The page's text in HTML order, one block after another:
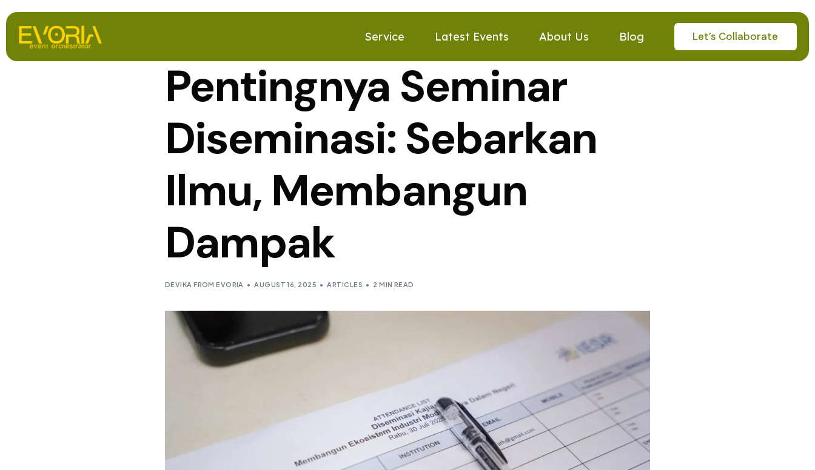
Service Latest Events About Us Blog Let’s Collaborate
Pentingnya Seminar
Diseminasi: Sebarkan
Ilmu, Membangun
Dampak
DEVIKA FROM EVORIA AUGUST 16, 2025 ARTICLES 2 MIN READ